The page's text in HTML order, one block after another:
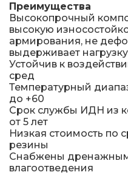
Преимущества
Высокопрочный
высокую
армирования, не
выдерживает
Устойчив к
сред
Температурный
до +60
Срок службы ИДН из
от 5 лет
Низкая стоимость по
резины
Снабжены
влагоотведения